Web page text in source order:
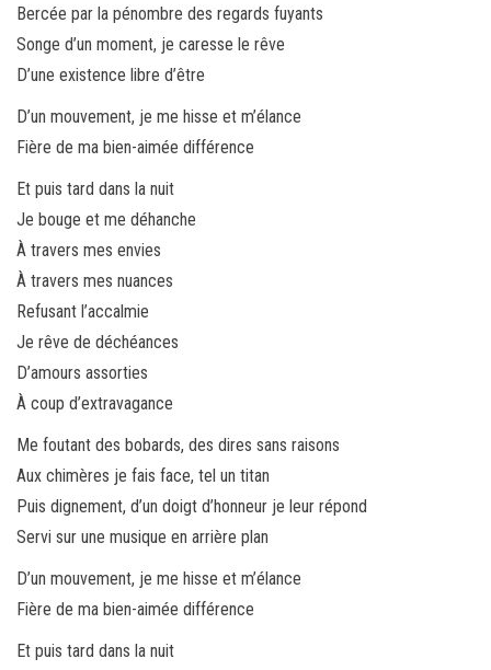
Bercée par la pénombre des regards fuyants
Songe d’un moment, je caresse le rêve
D’une existence libre d’être
D’un mouvement, je me hisse et m’élance
Fière de ma bien-aimée différence
Et puis tard dans la nuit
Je bouge et me déhanche
À travers mes envies
À travers mes nuances
Refusant l’accalmie
Je rêve de déchéances
D’amours assorties
À coup d’extravagance
Me foutant des bobards, des dires sans raisons
Aux chimères je fais face, tel un titan
Puis dignement, d’un doigt d’honneur je leur répond
Servi sur une musique en arrière plan
D’un mouvement, je me hisse et m’élance
Fière de ma bien-aimée différence
Et puis tard dans la nuit